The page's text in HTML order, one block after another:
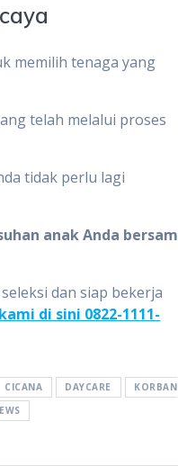
memilih tenaga yang
telah melalui proses
tidak perlu lagi
anak Anda
dan siap bekerja
di sini 0822-1111-
CICANA DAYCARE
KORBAN